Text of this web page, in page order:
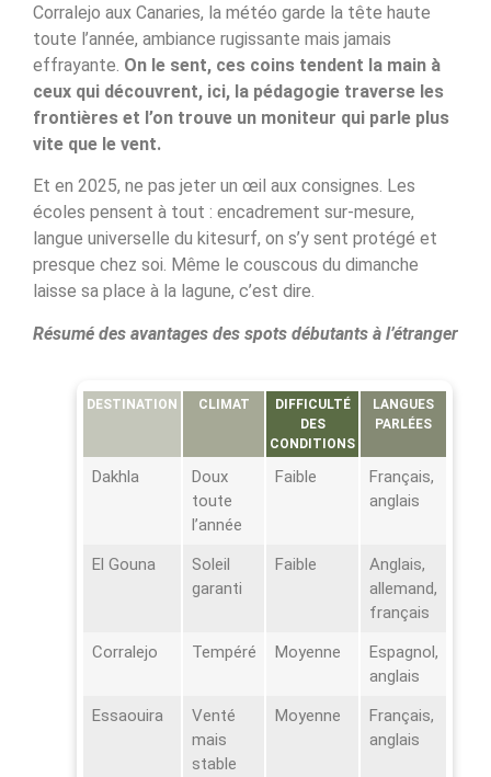
Corralejo aux Canaries, la météo garde la tête haute
toute l’année, ambiance rugissante mais jamais
effrayante. On le sent, ces coins tendent la main à
ceux qui découvrent, ici, la pédagogie traverse les
frontières et l’on trouve un moniteur qui parle plus
vite que le vent.
Et en 2025, ne pas jeter un œil aux consignes. Les
écoles pensent à tout : encadrement sur-mesure,
langue universelle du kitesurf, on s’y sent protégé et
presque chez soi. Même le couscous du dimanche
laisse sa place à la lagune, c’est dire.
Résumé des avantages des spots débutants à l’étranger
DESTINATION CLIMAT
DIFFICULTÉ
DES
CONDITIONS
LANGUES
PARLÉES
Dakhla
Doux
toute
l’année
Faible
Français,
anglais
El Gouna
Soleil
garanti
Faible
Anglais,
allemand,
français
Corralejo
Tempéré Moyenne
Espagnol,
anglais
Essaouira
Venté
mais
stable
Moyenne
Français,
anglais